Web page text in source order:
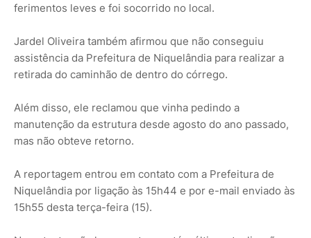
ferimentos leves e foi socorrido no local.
Jardel Oliveira também afirmou que não conseguiu
assistência da Prefeitura de Niquelândia para realizar a
retirada do caminhão de dentro do córrego.
Além disso, ele reclamou que vinha pedindo a
manutenção da estrutura desde agosto do ano passado,
mas não obteve retorno.
A reportagem entrou em contato com a Prefeitura de
Niquelândia por ligação às 15h44 e por e-mail enviado às
15h55 desta terça-feira (15).